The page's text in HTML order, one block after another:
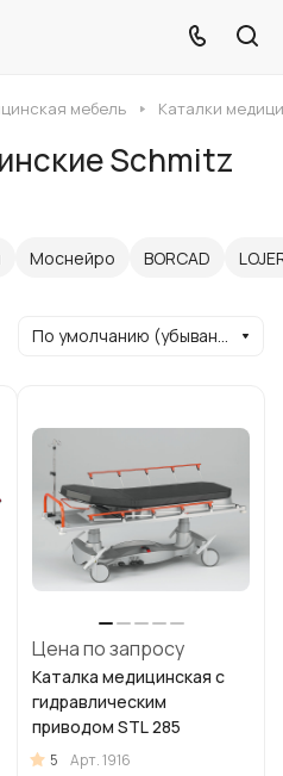
мебель Каталки
Schmitz
Моснейро BORCAD
По умолчанию (убывание)
Цена по запросу
Каталка медицинская с
гидравлическим
приводом STL 285
5 Арт.1916